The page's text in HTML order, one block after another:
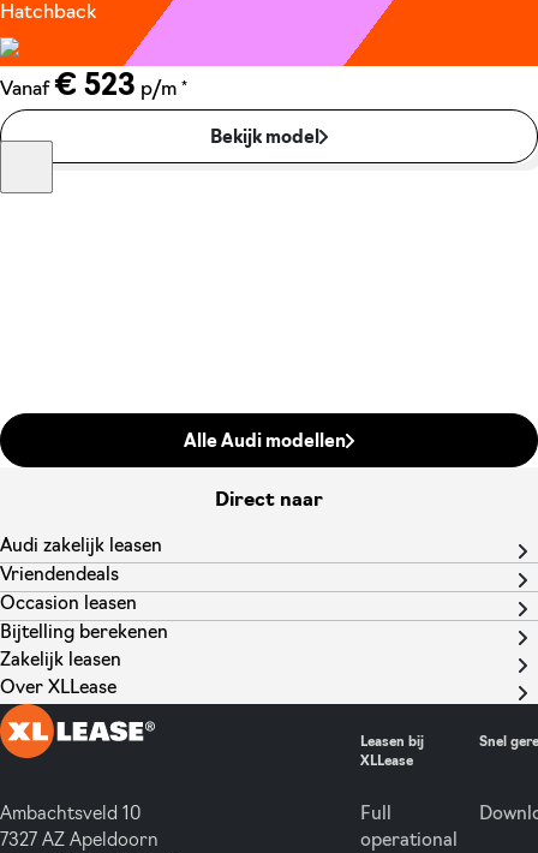
Hatchback
Vanaf € 523 p/m *
Bekijk model
Alle Audi modellen
Direct naar
Audi zakelijk leasen
Vriendendeals
Occasion leasen
Bijtelling berekenen
Zakelijk leasen
Over XLLease
Ambachtsveld 10
7327 AZ Apeldoorn
Leasen bij
XLLease
Full
operational
Snel